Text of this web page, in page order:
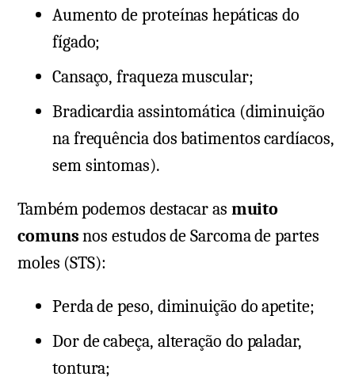
Aumento de proteínas hepáticas do
fígado;
Cansaço, fraqueza muscular;
Bradicardia assintomática (diminuição
na frequência dos batimentos cardíacos,
sem sintomas).
Também podemos destacar as muito
comunsnos estudos de Sarcoma de partes
moles (STS):
Perda de peso, diminuição do apetite;
Dor de cabeça, alteração do paladar,
tontura;